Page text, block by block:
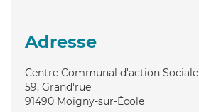
Adresse
Centre Communal d'action Sociale
59, Grand'rue
91490 Moigny-sur-École